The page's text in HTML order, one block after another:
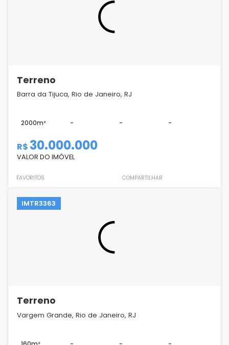
Terreno
Barra da Tijuca, Rio de Janeiro, RJ
2000m² - - -
R$ 30.000.000
VALOR DO IMÓVEL
FAVORITOS COMPARTILHAR
IMTR3363
Terreno
Vargem Grande, Rio de Janeiro, RJ